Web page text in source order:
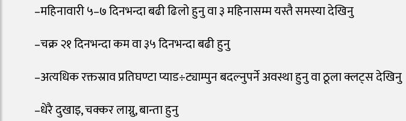
–महिनावारी ५–७ दिनभन्दा बढी ढिलो हुनु वा ३ महिनासम्म यस्तै समस्या देखिनु
–चक्र २१ दिनभन्दा कम वा ३५ दिनभन्दा बढी हुनु
–अत्यधिक रक्तस्राव प्रतिघण्टा प्याड÷ट्याम्पुन बदल्नुपर्ने अवस्था हुनु वा ठूला क्लट्स देखिनु
–धेरै दुखाइ, चक्कर लाग्नु, बान्ता हुनु